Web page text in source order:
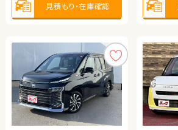
見積もり・在庫確認
見積もり・在庫確認
見積もり・在庫確認
見積もり・在庫確認